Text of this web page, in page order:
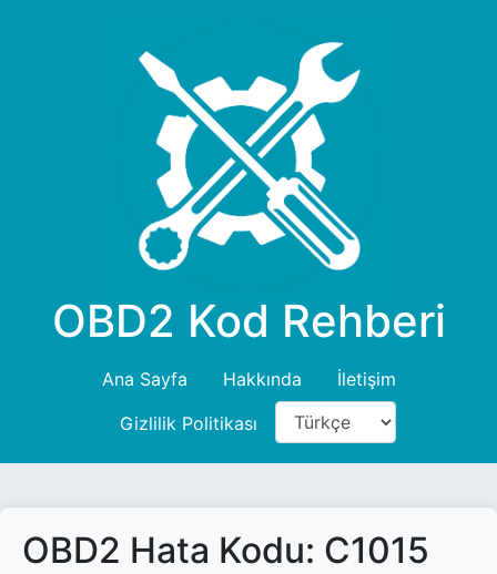
OBD2 Kod Rehberi
Ana Sayfa Hakkında
İletişim
Gizlilik Politikası
OBD2 Hata Kodu: C1015